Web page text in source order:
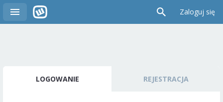
Zaloguj się
LOGOWANIE REJESTRACJA